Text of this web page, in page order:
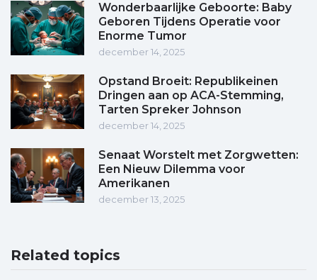
Wonderbaarlijke Geboorte: Baby
Geboren Tijdens Operatie voor
Enorme Tumor
december 14, 2025
Opstand Broeit: Republikeinen
Dringen aan op ACA-Stemming,
Tarten Spreker Johnson
december 14, 2025
Senaat Worstelt met Zorgwetten:
Een Nieuw Dilemma voor
Amerikanen
december 13, 2025
Related topics